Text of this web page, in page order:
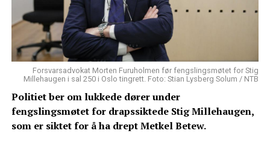
Forsvarsadvokat Morten Furuholmen før fengslingsmøtet for Stig
Millehaugen i sal 250 i Oslo tingrett. Foto: Stian Lysberg Solum / NTB
Politiet ber om lukkede dører under
fengslingsmøtet for drapssiktede Stig Millehaugen,
som er siktet for å ha drept Metkel Betew.